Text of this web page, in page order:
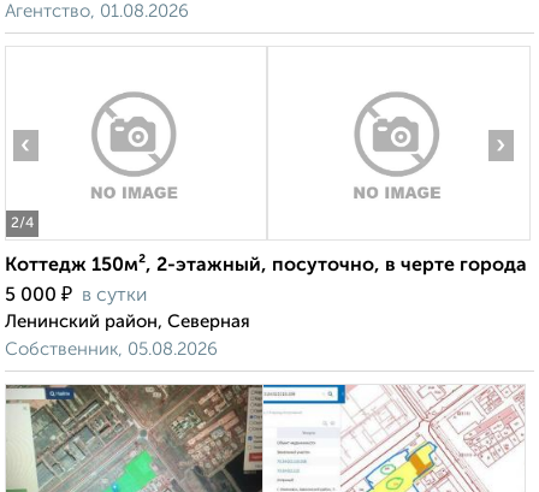
Агентство, 01.08.2026
2/4
‹ ›
Коттедж 150м², 2-этажный, посуточно, в черте города
5 000 ₽ в сутки
Ленинский район, Северная
Собственник, 05.08.2026